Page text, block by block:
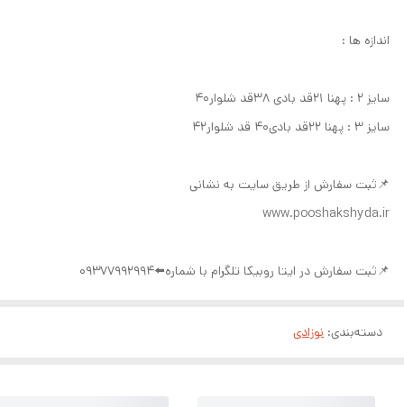
اندازه ها :
سایز ۲ : پهنا ۲۱قد بادی ۳۸قد شلوار۴۰
سایز ۳ : پهنا ۲۲قد بادی۴۰ قد شلوار۴۲
📌ثبت سفارش از طریق سایت به نشانی
www.pooshakshyda.ir
📌ثبت سفارش در ایتا روبیکا تلگرام با شماره⬅️09377992994
دسته‌بندی: نوزادی